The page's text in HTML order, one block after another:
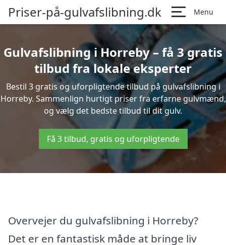
Priser-på-gulvafslibning.dk Menu
Gulvafslibning i Horreby – få 3 gratis
tilbud fra lokale eksperter
Bestil 3 gratis og uforpligtende tilbud på gulvafslibning i
Horreby. Sammenlign hurtigt priser fra erfarne gulvmænd,
og vælg det bedste tilbud til dit gulv.
Få 3 tilbud, gratis og uforpligtende
Overvejer du gulvafslibning i Horreby?
Det er en fantastisk måde at bringe liv